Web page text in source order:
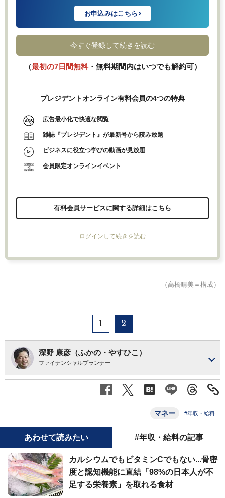
お申込みはこちら
今すぐ登録して続きを読む
（最初の7日間無料・無料期間内はいつでも解約可）
プレジデントオンライン有料会員の4つの特典
広告最小化で快適な閲覧
雑誌『プレジデント』が最新号から読み放題
ビジネスに役立つ学びの動画が見放題
会員限定オンラインイベント
有料会員サービスに関する詳細はこちら
ログインして続きを読む
（高橋晴美＝構成）
1 2
深野 康彦（ふかの・やすひこ）
ファイナンシャルプランナー
マネー #年収・給料
あわせて読みたい #年収・給料の記事
カルシウムでもビタミンCでもない...骨密
度と認知機能に直結「98%の日本人が不
足する栄養素」を取れる食材